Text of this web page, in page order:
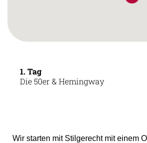
1. Tag
Die 50er & Hemingway
Wir starten mit Stilgerecht mit einem